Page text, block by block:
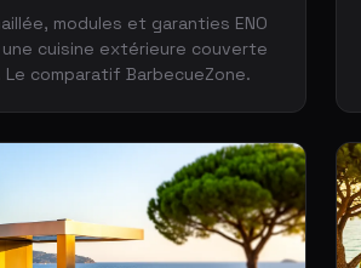
modules et garanties ENO
cuisine extérieure couverte
Le comparatif BarbecueZone.